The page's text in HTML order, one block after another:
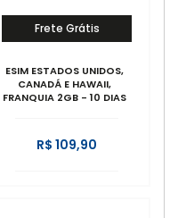
Frete Grátis
ESIM ESTADOS UNIDOS,
CANADÁ E HAWAII,
FRANQUIA 2GB - 10 DIAS
R$ 109,90